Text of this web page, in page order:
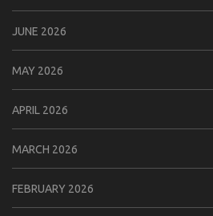
JUNE 2026
MAY 2026
APRIL 2026
MARCH 2026
FEBRUARY 2026